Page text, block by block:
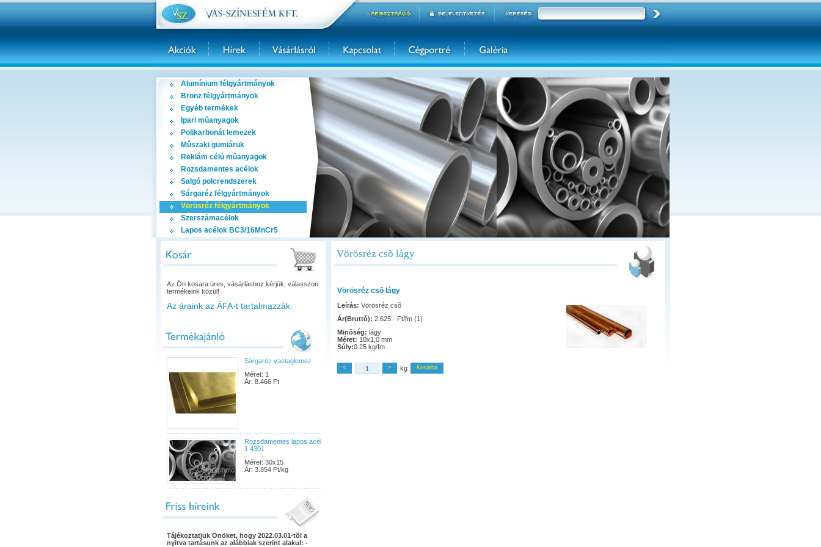
Alumínium félgyártmányok
Bronz félgyártmányok
Egyéb termékek
Ipari mûanyagok
Polikarbonát lemezek
Mûszaki gumiáruk
Reklám célú mûanyagok
Rozsdamentes acélok
Salgó polcrendszerek
Sárgaréz félgyártmányok
Vörösréz félgyártmányok
Szerszámacélok
Lapos acélok BC3/16MnCr5
Az Ön kosara üres, vásárláshoz kérjük, válasszon
termékeink közül!
Az áraink az ÁFA-t tartalmazzák.
Sárgaréz vastaglemez
Méret: 1
Ár: 8.466 Ft
Rozsdamentes lapos acél
1.4301
Méret: 30x15
Ár: 3.854 Ft/kg
Tájékoztatjuk Önöket, hogy 2022.03.01-tõl a
nyitva tartásunk az alábbiak szerint alakul: -
Vörösréz csõ lágy
Vörösréz csõ lágy
Leírás: Vörösréz csõ
Ár(Bruttó): 2.625.- Ft/fm (1)
Minõség: lágy
Méret: 10x1,0 mm
Súly:0.25 kg/fm
< > kg Kosárba